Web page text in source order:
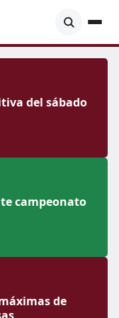
del sábado
campeonato
de